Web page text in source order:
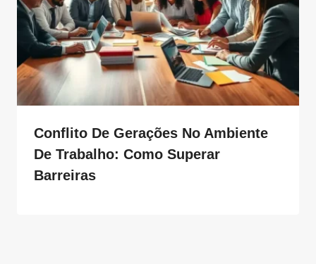
Conflito De Gerações No Ambiente
De Trabalho: Como Superar
Barreiras